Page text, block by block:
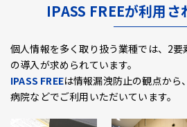
IPASS FREEが利用
個人情報を多く取り扱う業種では、2
の導入が求められています。
IPASS FREEは情報漏洩防止の観点から
病院などでご利用いただいています。